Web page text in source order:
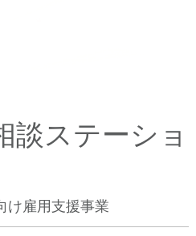
談ステーショ
け雇用支援事業